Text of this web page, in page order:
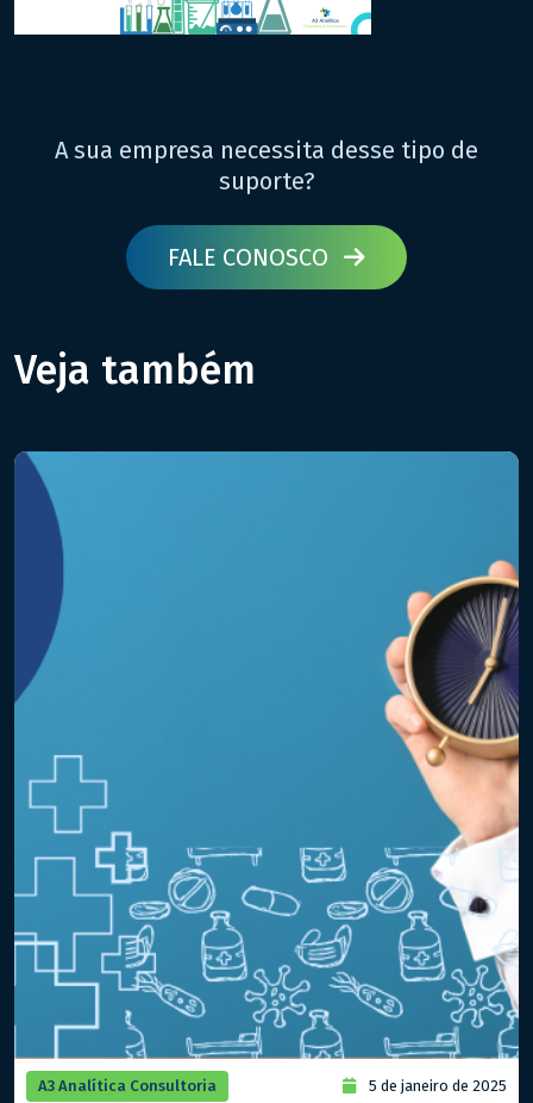
A sua empresa necessita desse tipo de
suporte?
FALE CONOSCO
Veja também
A3 Analítica Consultoria 5 de janeiro de 2025